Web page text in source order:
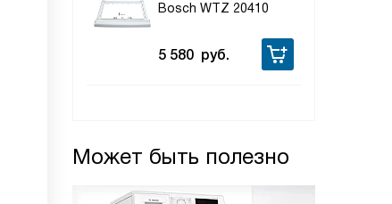
Bosch WTZ 20410
5 580 руб.
Может быть полезно